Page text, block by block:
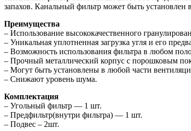
запахов. Канальный фильтр может быть установлен
Преимущества
– Использование высококачественного
– Уникальная уплотненная загрузка угля и его
– Возможность использования фильтра в любом
– Прочный металлический корпус с порошковым
– Могут быть установлены в любой части
– Снижают уровень шума.
Комплектация
– Угольный фильтр — 1 шт.
– Предфильтр(внутри фильтра) — 1 шт.
– Подвес – 2шт.